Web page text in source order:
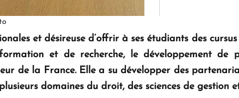
Le premier hôtel
d'Arménie ouvrira
et désireuse d’offrir à ses étudiants des
et de recherche, le développement de
de la France. Elle a su développer des
domaines du droit, des sciences de gestion